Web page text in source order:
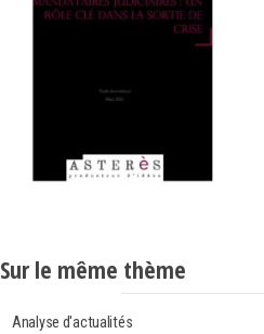
Sur le même thème
Analyse d'actualités